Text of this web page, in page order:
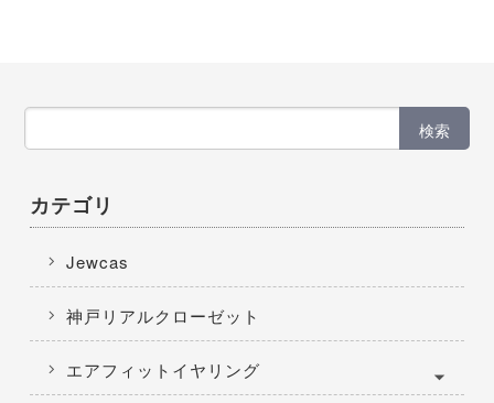
検索
カテゴリ
Jewcas
神戸リアルクローゼット
エアフィットイヤリング